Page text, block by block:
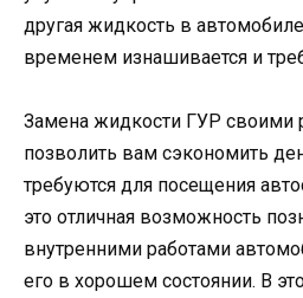
другая жидкость в
временем изнашивается и
Замена жидкости ГУР своими
позволить вам сэкономить
требуются для посещения
это отличная возможность
внутренними работами
его в хорошем состоянии. В